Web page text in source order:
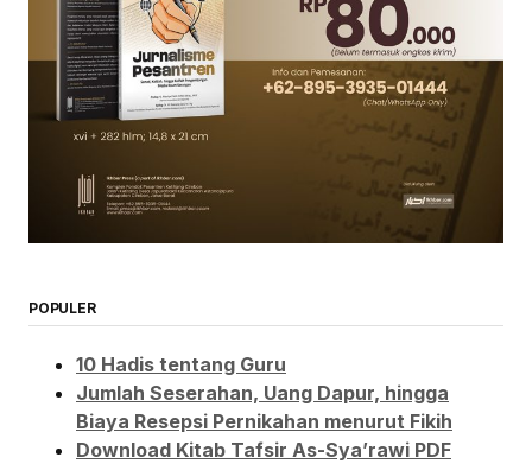
POPULER
10 Hadis tentang Guru
Jumlah Seserahan, Uang Dapur, hingga
Biaya Resepsi Pernikahan menurut Fikih
Download Kitab Tafsir As-Sya’rawi PDF